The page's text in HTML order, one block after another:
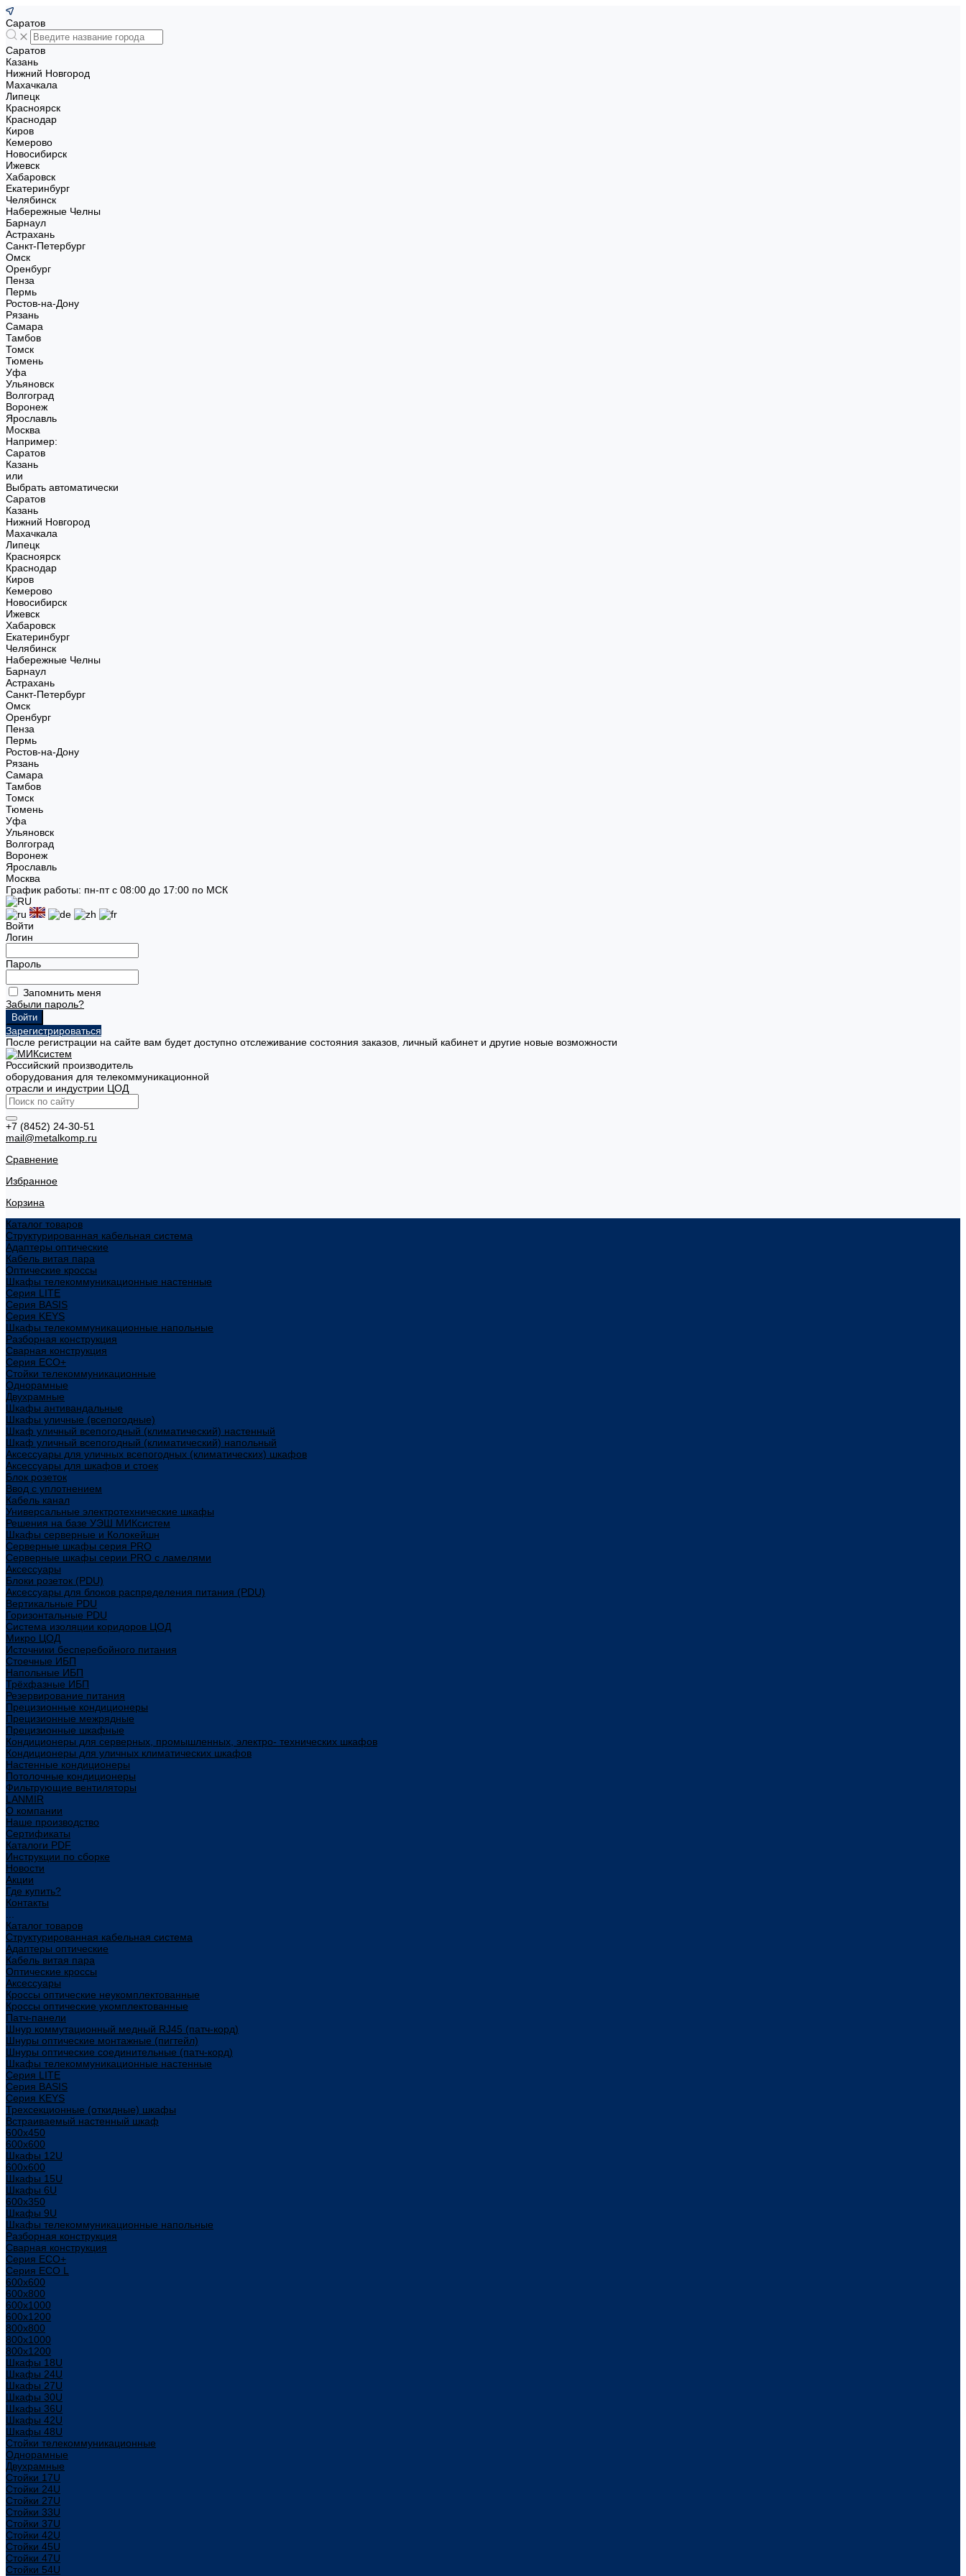
Саратов
Саратов
Казань
Нижний Новгород
Махачкала
Липецк
Красноярск
Краснодар
Киров
Кемерово
Новосибирск
Ижевск
Хабаровск
Екатеринбург
Челябинск
Набережные Челны
Барнаул
Астрахань
Санкт-Петербург
Омск
Оренбург
Пенза
Пермь
Ростов-на-Дону
Рязань
Самара
Тамбов
Томск
Тюмень
Уфа
Ульяновск
Волгоград
Воронеж
Ярославль
Москва
Например:
Саратов
Казань
или
Выбрать автоматически
Саратов
Казань
Нижний Новгород
Махачкала
Липецк
Красноярск
Краснодар
Киров
Кемерово
Новосибирск
Ижевск
Хабаровск
Екатеринбург
Челябинск
Набережные Челны
Барнаул
Астрахань
Санкт-Петербург
Омск
Оренбург
Пенза
Пермь
Ростов-на-Дону
Рязань
Самара
Тамбов
Томск
Тюмень
Уфа
Ульяновск
Волгоград
Воронеж
Ярославль
Москва
График работы: пн-пт с 08:00 до 17:00 по МСК
Войти
Логин
Пароль
Запомнить меня
Забыли пароль?
Зарегистрироваться
После регистрации на сайте вам будет доступно отслеживание состояния заказов, личный кабинет и другие новые возможности
Российский производитель
оборудования для телекоммуникационной
отрасли и индустрии ЦОД
+7 (8452) 24-30-51
mail@metalkomp.ru
Сравнение
Избранное
Корзина
Каталог товаров
Структурированная кабельная система
Адаптеры оптические
Кабель витая пара
Оптические кроссы
Шкафы телекоммуникационные настенные
Cерия LITE
Cерия BASIS
Cерия KEYS
Шкафы телекоммуникационные напольные
Разборная конструкция
Сварная конструкция
Серия ECO+
Стойки телекоммуникационные
Однорамные
Двухрамные
Шкафы антивандальные
Шкафы уличные (всепогодные)
Шкаф уличный всепогодный (климатический) настенный
Шкаф уличный всепогодный (климатический) напольный
Аксессуары для уличных всепогодных (климатических) шкафов
Аксессуары для шкафов и стоек
Блок розеток
Ввод с уплотнением
Кабель канал
Универсальные электротехнические шкафы
Решения на базе УЭШ МИКсистем
Шкафы серверные и Колокейшн
Серверные шкафы серия PRO
Серверные шкафы серии PRO с ламелями
Аксессуары
Блоки розеток (PDU)
Аксессуары для блоков распределения питания (PDU)
Вертикальные PDU
Горизонтальные PDU
Система изоляции коридоров ЦОД
Микро ЦОД
Источники бесперебойного питания
Стоечные ИБП
Напольные ИБП
Трёхфазные ИБП
Резервирование питания
Прецизионные кондиционеры
Прецизионные межрядные
Прецизионные шкафные
Кондиционеры для серверных, промышленных, электро- технических шкафов
Кондиционеры для уличных климатических шкафов
Настенные кондиционеры
Потолочные кондиционеры
Фильтрующие вентиляторы
LANMIR
О компании
Наше производство
Сертификаты
Каталоги PDF
Инструкции по сборке
Новости
Акции
Где купить?
Контакты
Каталог товаров
Структурированная кабельная система
Адаптеры оптические
Кабель витая пара
Оптические кроссы
Аксессуары
Кроссы оптические неукомплектованные
Кроссы оптические укомплектованные
Патч-панели
Шнур коммутационный медный RJ45 (патч-корд)
Шнуры оптические монтажные (пигтейл)
Шнуры оптические соединительные (патч-корд)
Шкафы телекоммуникационные настенные
Cерия LITE
Cерия BASIS
Cерия KEYS
Трехсекционные (откидные) шкафы
Встраиваемый настенный шкаф
600x450
600x600
Шкафы 12U
600x600
Шкафы 15U
Шкафы 6U
600x350
Шкафы 9U
Шкафы телекоммуникационные напольные
Разборная конструкция
Сварная конструкция
Серия ECO+
Серия ECO L
600x600
600x800
600х1000
600х1200
800x800
800х1000
800х1200
Шкафы 18U
Шкафы 24U
Шкафы 27U
Шкафы 30U
Шкафы 36U
Шкафы 42U
Шкафы 48U
Стойки телекоммуникационные
Однорамные
Двухрамные
Стойки 17U
Стойки 24U
Стойки 27U
Стойки 33U
Стойки 37U
Стойки 42U
Стойки 45U
Стойки 47U
Стойки 54U